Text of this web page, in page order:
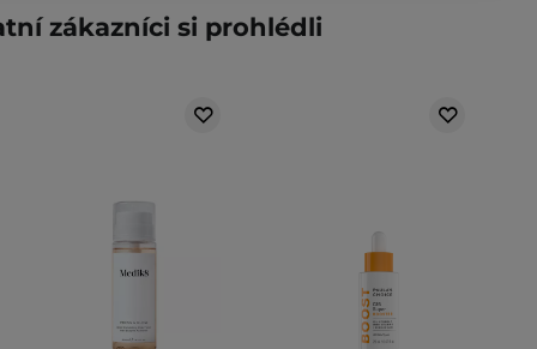
zákazníci si prohlédli